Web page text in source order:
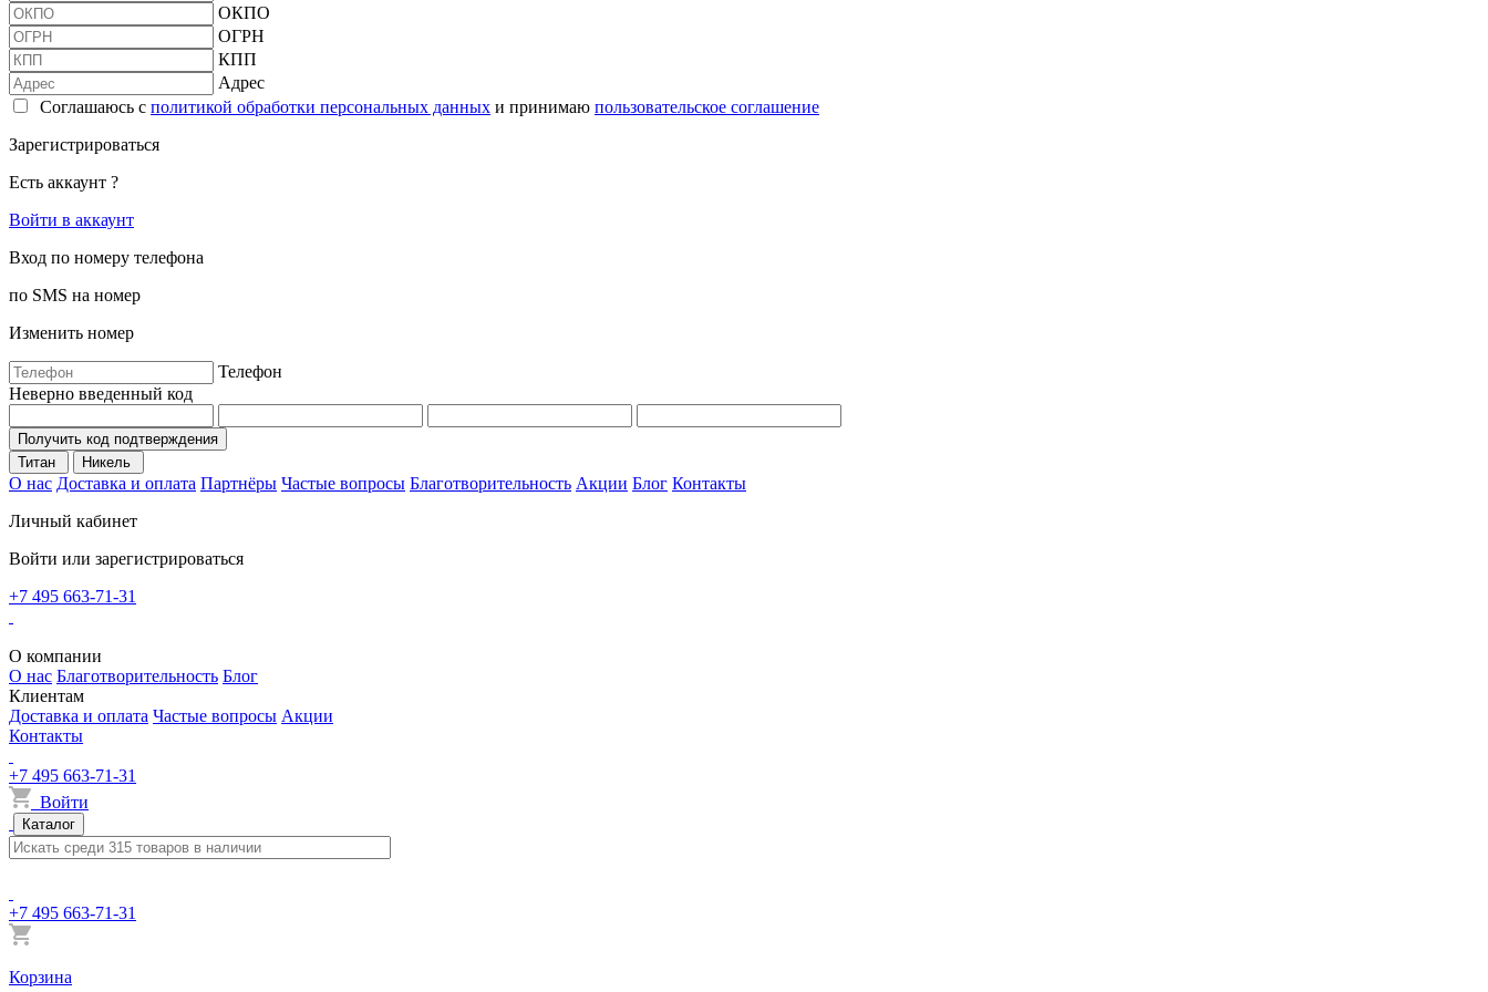
ОКПО
ОГРН
КПП
Адрес
Соглашаюсь с политикой обработки персональных данных и принимаю пользовательское соглашение
Зарегистрироваться
Есть аккаунт ?
Войти в аккаунт
Вход по номеру телефона
по SMS на номер
Изменить номер
Телефон
Неверно введенный код
Получить код подтверждения
Титан
Никель
О нас Доставка и оплата Партнёры Частые вопросы Благотворительность Акции Блог Контакты
Личный кабинет
Войти или зарегистрироваться
+7 495 663-71-31
О компании
О нас Благотворительность Блог
Клиентам
Доставка и оплата Частые вопросы Акции
Контакты
+7 495 663-71-31
Войти
Каталог
+7 495 663-71-31
Корзина